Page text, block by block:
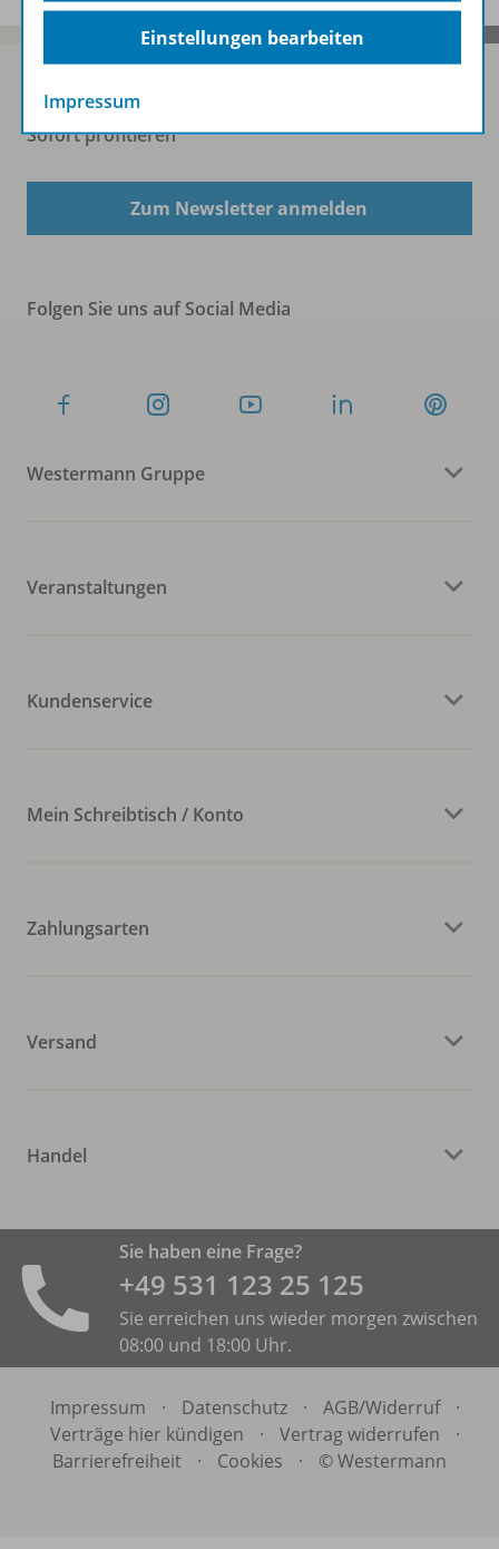
Sofort profitieren
Zum Newsletter anmelden
Folgen Sie uns auf Social Media
Westermann Gruppe
Veranstaltungen
Kundenservice
Mein Schreibtisch / Konto
Zahlungsarten
Versand
Handel
Sie haben eine Frage?
+49 531 ­123 25 125
Sie erreichen uns wieder morgen zwischen
08:00 und 18:00 Uhr.
Impressum · Datenschutz · AGB/Widerruf
·
Verträge hier kündigen
· Vertrag widerrufen
·
Barrierefreiheit
· Cookies · © Westermann
Einstellungen bearbeiten
Impressum